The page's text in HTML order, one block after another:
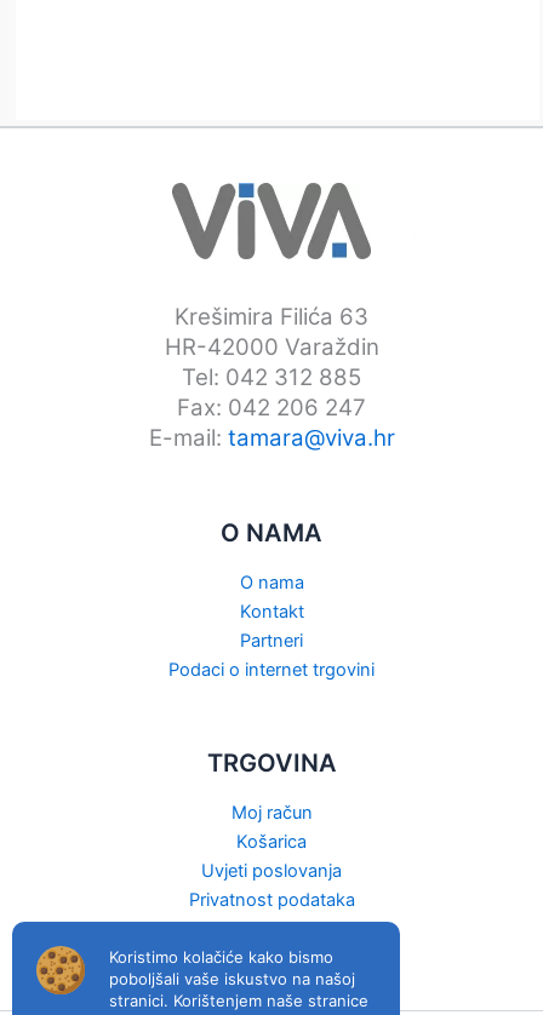
Koristimo kolačiće kako bismo
poboljšali vaše iskustvo na našoj
stranici. Korištenjem naše stranice
Krešimira Filića 63
HR-42000 Varaždin
Tel: 042 312 885
Fax: 042 206 247
E-mail: tamara@viva.hr
O NAMA
O nama
Kontakt
Partneri
Podaci o internet trgovini
TRGOVINA
Moj račun
Košarica
Uvjeti poslovanja
Privatnost podataka
Raskid ugovora